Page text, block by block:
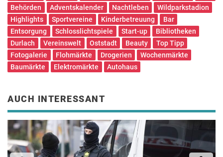
Behörden
Adventskalender Nachtleben
Wildparkstadion
Highlights
Sportvereine Kinderbetreuung
Bar
Entsorgung
Schlosslichtspiele Start-up
Bibliotheken
Durlach
Vereinswelt Oststadt Beauty
Top Tipp
Fotogalerie
Flohmärkte Drogerien
Wochenmärkte
Baumärkte
Elektromärkte Autohaus
AUCH INTERESSANT